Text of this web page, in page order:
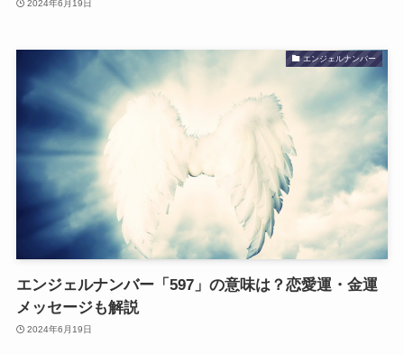
2024年6月19日
エンジェルナンバー
エンジェルナンバー「597」の意味は？恋愛運・金運
メッセージも解説
2024年6月19日